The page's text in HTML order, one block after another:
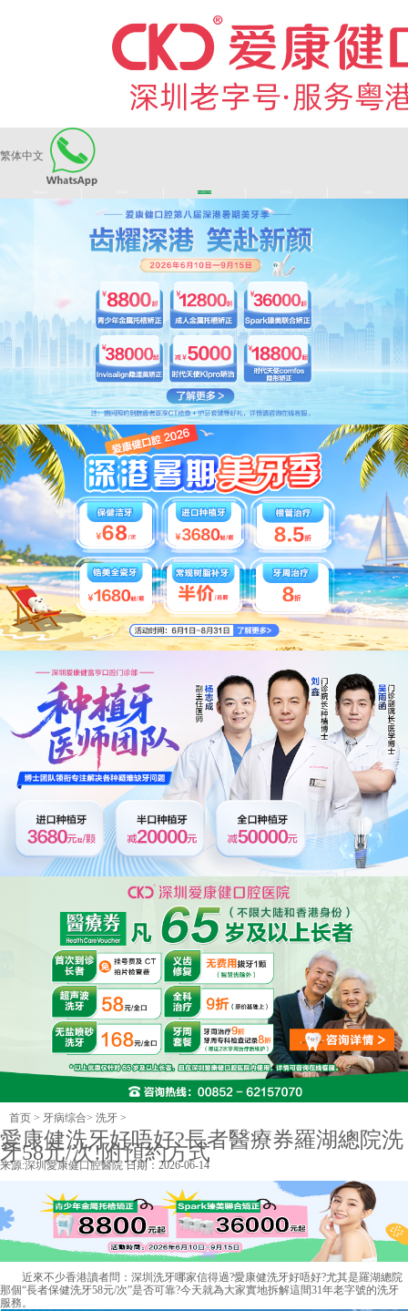
繁体中文
长者医疗券
首页 > 牙病综合> 洗牙 >
愛康健洗牙好唔好?長者醫療券羅湖總院洗
牙58元/次!附預約方式
来源:深圳愛康健口腔醫院日期：2026-06-14
近來不少香港讀者問：深圳洗牙哪家信得過?愛康健洗牙好唔好?尤其是羅湖總院
那個“長者保健洗牙58元/次”是否可靠?今天就為大家實地拆解這間31年老字號的洗牙
服務。